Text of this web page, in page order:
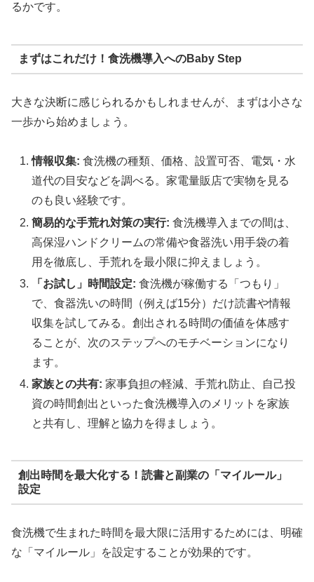
るかです。
まずはこれだけ！食洗機導入へのBaby Step
大きな決断に感じられるかもしれませんが、まずは小さな
一歩から始めましょう。
情報収集: 食洗機の種類、価格、設置可否、電気・水
道代の目安などを調べる。家電量販店で実物を見る
のも良い経験です。
簡易的な手荒れ対策の実行: 食洗機導入までの間は、
高保湿ハンドクリームの常備や食器洗い用手袋の着
用を徹底し、手荒れを最小限に抑えましょう。
「お試し」時間設定: 食洗機が稼働する「つもり」
で、食器洗いの時間（例えば15分）だけ読書や情報
収集を試してみる。創出される時間の価値を体感す
ることが、次のステップへのモチベーションになり
ます。
家族との共有: 家事負担の軽減、手荒れ防止、自己投
資の時間創出といった食洗機導入のメリットを家族
と共有し、理解と協力を得ましょう。
創出時間を最大化する！読書と副業の「マイルール」
設定
食洗機で生まれた時間を最大限に活用するためには、明確
な「マイルール」を設定することが効果的です。